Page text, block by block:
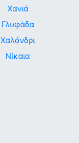
Χανιά
Γλυφάδα
Χαλάνδρι
Νίκαια